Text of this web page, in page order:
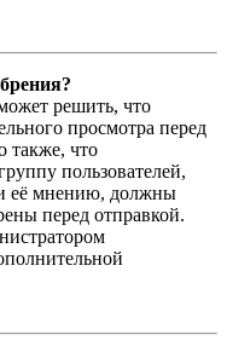
решить, что
просмотра перед
также, что
пользователей,
её мнению, должны
перед отправкой.